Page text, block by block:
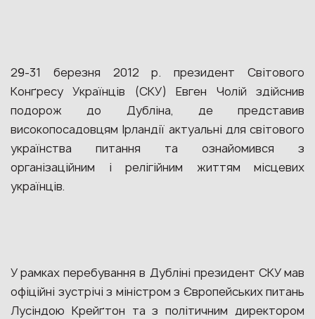
29-31 березня 2012 р. президент Світового
Конґресу Українців (СКУ) Евген Чолій здійснив
подорож до Дубліна, де представив
високопосадовцям Ірландії актуальні для світового
українства питання та ознайомився з
організаційним і релігійним життям місцевих
українців.
У рамках перебування в Дубліні президент СКУ мав
офіційні зустрічі з міністром з Європейських питань
Лусіндою Крейґтон та з політичним директором